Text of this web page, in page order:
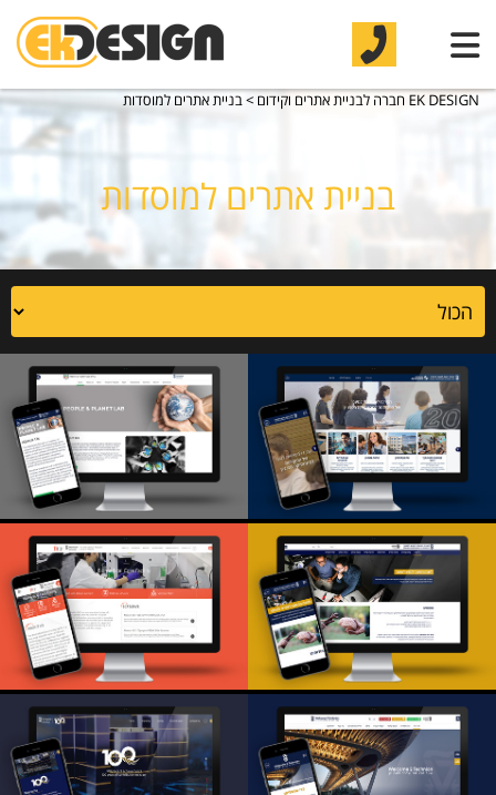
EK DESIGN חברה לבניית אתרים וקידום >בניית אתרים למוסדות
בניית אתרים למוסדות
מרכז נועם לנוער
מצטיין
PPL Technion lab
לשכת מנל"מ טכניון BCF Technion